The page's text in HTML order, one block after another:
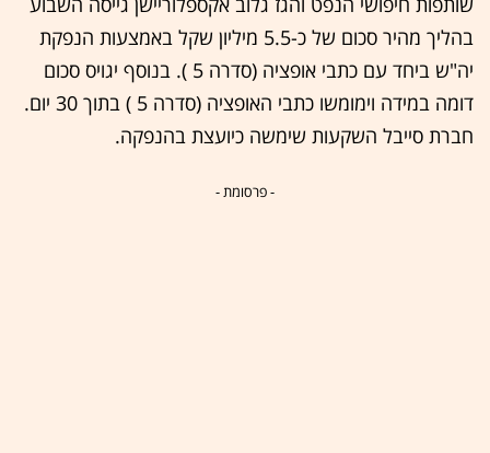
בהליך מהיר סכום של כ-5.5 מיליון שקל באמצעות הנפקת
יה"ש ביחד עם כתבי אופציה (סדרה 5 ). בנוסף יגויס סכום
דומה במידה וימומשו כתבי האופציה (סדרה 5 ) בתוך 30 יום.
חברת סייבל השקעות שימשה כיועצת בהנפקה.
- פרסומת -